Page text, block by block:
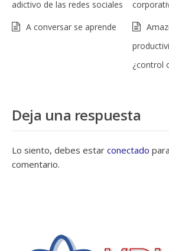
adictivo de las redes sociales
A conversar se aprende
¿control
Deja una respuesta
Lo siento, debes estar conectado
comentario.